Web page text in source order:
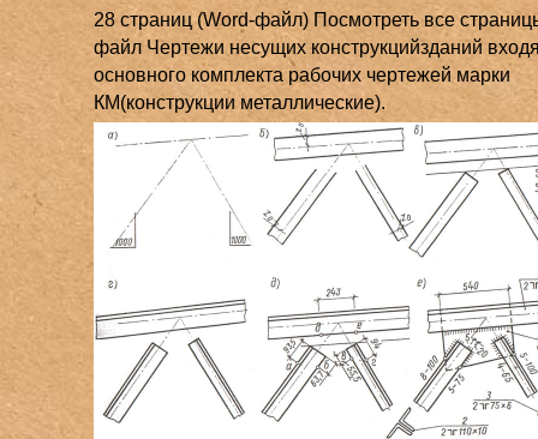
28 страниц (Word-файл) Посмотреть все
файл Чертежи несущих конструкцийзданий
основного комплекта рабочих чертежей марки
КМ(конструкции металлические).